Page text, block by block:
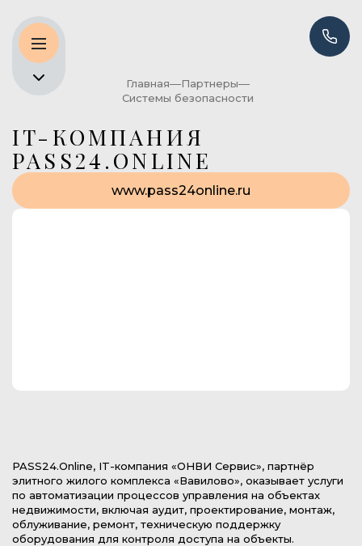
Главная
Партнеры
Системы безопасности
IT-КОМПАНИЯ
PASS24.ONLINE
www.pass24online.ru
PASS24.Online, IT-компания «ОНВИ Сервис», партнёр
элитного жилого комплекса «Вавилово», оказывает услуги
по автоматизации процессов управления на объектах
недвижимости, включая аудит, проектирование, монтаж,
облуживание, ремонт, техническую поддержку
оборудования для контроля доступа на объекты.